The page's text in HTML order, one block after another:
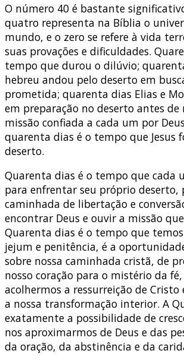
O número 40 é bastante
quatro representa na Bíblia o
mundo, e o zero se refere à vida
suas provações e dificuldades.
tempo que durou o dilúvio;
hebreu andou pelo deserto em
prometida; quarenta dias Elias e
em preparação no deserto antes de
missão confiada a cada um por
quarenta dias é o tempo que Jesus
deserto.
Quarenta dias é o tempo que cada
para enfrentar seu próprio deserto,
caminhada de libertação e
encontrar Deus e ouvir a missão
Quarenta dias é o tempo que
jejum e penitência, é a
sobre nossa caminhada cristã, de
nosso coração para o mistério da
acolhermos a ressurreição de
a nossa transformação interior. A
exatamente a possibilidade de
nos aproximarmos de Deus e das
da oração, da abstinência e da